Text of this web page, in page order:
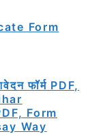
Form
फॉर्म PDF,
Form
Way